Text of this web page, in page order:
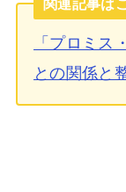
関連記事は
「プロミス
との関係と